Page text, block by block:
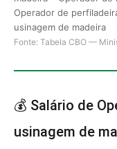
Operador de
usinagem de madeira
Fonte: Tabela CBO —
💰 Salário de
usinagem de